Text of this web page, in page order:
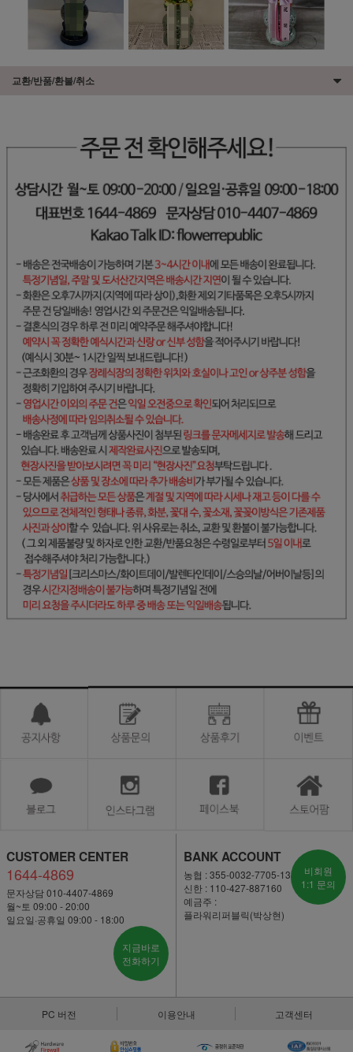
교환/반품/환불/취소
CUSTOMER CENTER
1644-4869
문자상담 010-4407-4869
월~토 09:00 - 20:00
일요일·공휴일 09:00 - 18:00
지금바로
전화하기
BANK ACCOUNT
농협 : 355-0032-7705-13
신한 : 110-427-887160
예금주 :
플라워리퍼블릭(박상현)
비회원
1:1 문의
PC 버전 이용안내 고객센터